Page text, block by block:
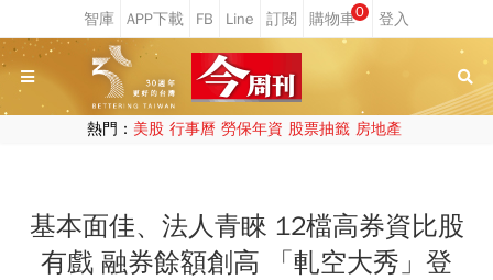
0
熱門： 美股 行事曆 勞保年資 股票抽籤 房地產
基本面佳、法人青睞 12檔高券資比股
有戲 融券餘額創高 「軋空大秀」登